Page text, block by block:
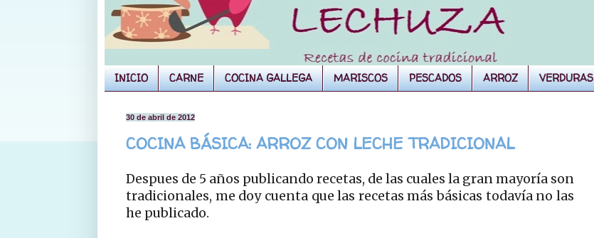
INICIO CARNE COCINA GALLEGA MARISCOS PESCADOS ARROZ VERDURAS
30 de abril de 2012
COCINA BÁSICA: ARROZ CON LECHE TRADICIONAL
Despues de 5 años publicando recetas, de las cuales la gran mayoría son
tradicionales, me doy cuenta que las recetas más básicas todavía no las
he publicado.